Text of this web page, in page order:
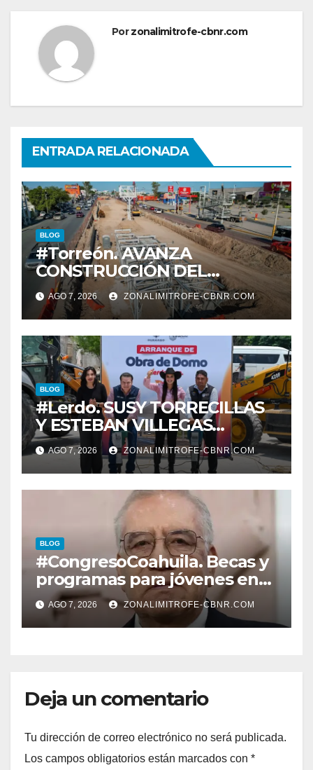
Porzonalimitrofe-cbnr.com
ENTRADA RELACIONADA
BLOG
#Torreón. AVANZA
CONSTRUCCIÓN DEL
SISTEMA VIAL ORIENTE,
SOBRE BULEVAR
REVOLUCIÓN
AGO 7, 2026 ZONALIMITROFE-CBNR.COM
BLOG
#Lerdo. SUSY TORRECILLAS
Y ESTEBAN VILLEGAS
ENTREGAN TÍTULOS DE
PROPIEDAD A FAMILIAS
LERDENSES Y DAN
ARRANQUE A LA
CONSTRUCCIÓN DE DOMO
EN CARLOS REAL*
AGO 7, 2026 ZONALIMITROFE-CBNR.COM
BLOG
#CongresoCoahuila. Becas y
programas para jóvenes en
áreas agropecuarias, plantea
Raúl Onofre
AGO 7, 2026 ZONALIMITROFE-CBNR.COM
Deja un comentario
Tu dirección de correo electrónico no será publicada.
Los campos obligatorios están marcados con *